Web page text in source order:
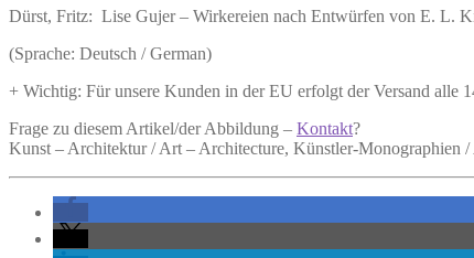
von
L.
Menge
Dürst, Fritz: Lise Gujer – Wirkereien nach Entwürfen von E. L.
(Sprache: Deutsch / German)
+ Wichtig: Für unsere Kunden in der EU erfolgt der Versand alle
Frage zu diesem Artikel/der Abbildung – Kontakt?
Kunst – Architektur / Art – Architecture, Künstler-Monographien